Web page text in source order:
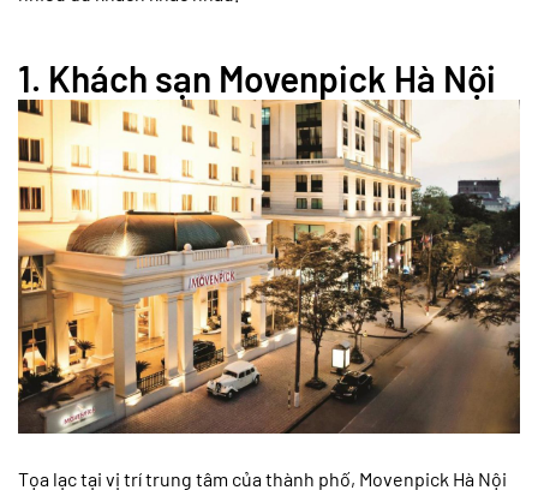
1. Khách sạn Movenpick Hà Nội
Tọa lạc tại vị trí trung tâm của thành phố, Movenpick Hà Nội